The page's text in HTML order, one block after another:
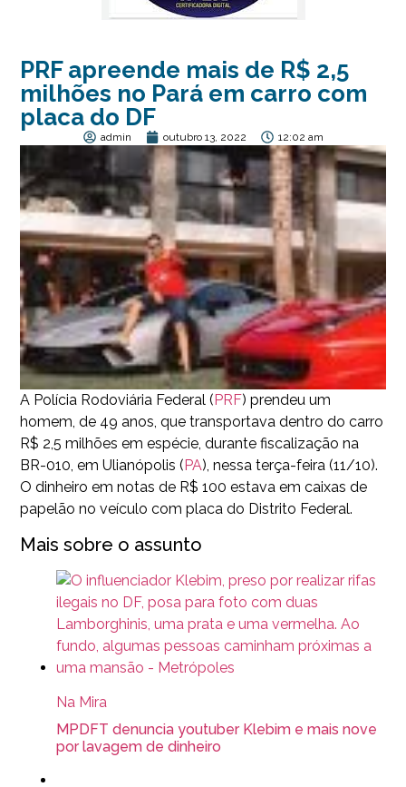
PRF apreende mais de R$ 2,5
milhões no Pará em carro com
placa do DF
admin outubro 13, 2022 12:02 am
A Polícia Rodoviária Federal ( PRF) prendeu um
homem, de 49 anos, que transportava dentro do carro
R$ 2,5 milhões em espécie, durante fiscalização na
BR-010, em Ulianópolis ( PA), nessa terça-feira (11/10).
O dinheiro em notas de R$ 100 estava em caixas de
papelão no veículo com placa do Distrito Federal.
Mais sobre o assunto
Na Mira
MPDFT denuncia youtuber Klebim e mais nove
por lavagem de dinheiro